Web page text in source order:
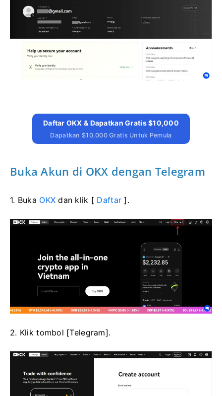
Daftar OKX & Dapatkan Gratis $10,000
Dapatkan $10,000 Gratis Untuk Pemula
Buka Akun di OKX dengan Telegram
1. Buka OKX dan klik [ Daftar ].
2. Klik tombol [Telegram].